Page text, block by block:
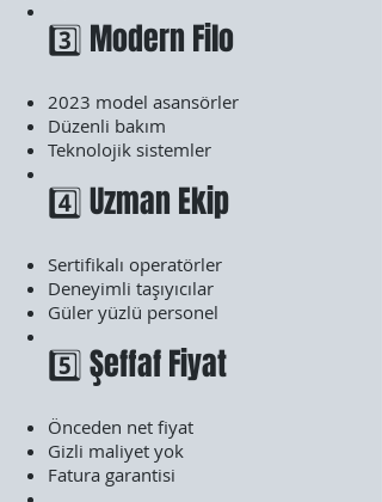
3️⃣ Modern Filo
2023 model asansörler
Düzenli bakım
Teknolojik sistemler
4️⃣ Uzman Ekip
Sertifikalı operatörler
Deneyimli taşıyıcılar
Güler yüzlü personel
5️⃣ Şeffaf Fiyat
Önceden net fiyat
Gizli maliyet yok
Fatura garantisi